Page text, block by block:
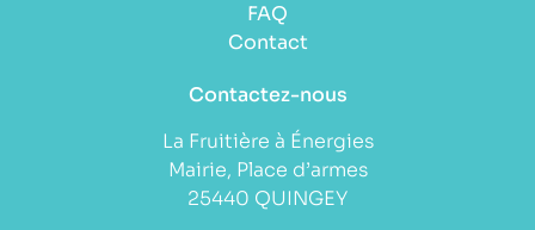
FAQ
Contact
Contactez-nous
La Fruitière à Énergies
Mairie, Place d’armes
25440 QUINGEY